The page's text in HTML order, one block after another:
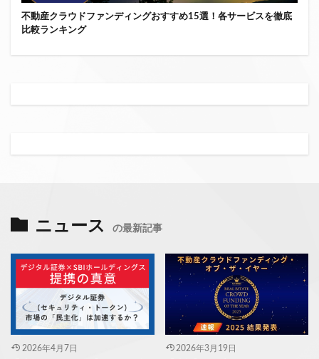
不動産クラウドファンディングおすすめ15選！各サービスを徹底
比較ランキング
ニュース の最新記事
2026年4月7日 2026年3月19日